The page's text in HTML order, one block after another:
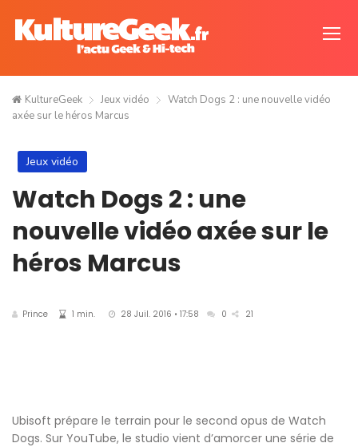
KultureGeek Jeux vidéo
Watch Dogs 2 : une nouvelle vidéo
axée sur le héros Marcus
Jeux vidéo
Watch Dogs 2 : une
nouvelle vidéo axée sur le
héros Marcus
Prince 1 min. 28 Juil. 2016 • 17:58 0 21
Ubisoft prépare le terrain pour le second opus de Watch
Dogs. Sur YouTube, le studio vient d’amorcer une série de